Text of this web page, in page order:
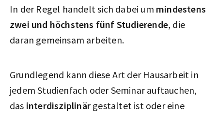
In der Regel handelt sich dabei um mindestens
zwei und höchstens fünf Studierende, die
daran gemeinsam arbeiten.
Grundlegend kann diese Art der Hausarbeit in
jedem Studienfach oder Seminar auftauchen,
das interdisziplinär gestaltet ist oder eine